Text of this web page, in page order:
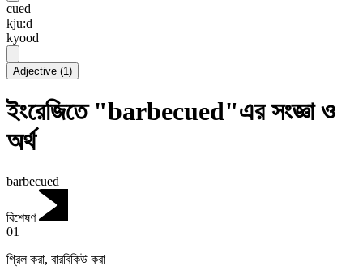
cued
kju:d
kyood
Adjective (1)
ইংরেজিতে "barbecued"এর সংজ্ঞা ও
অর্থ
barbecued
বিশেষণ
01
গ্রিল করা, বারবিকিউ করা